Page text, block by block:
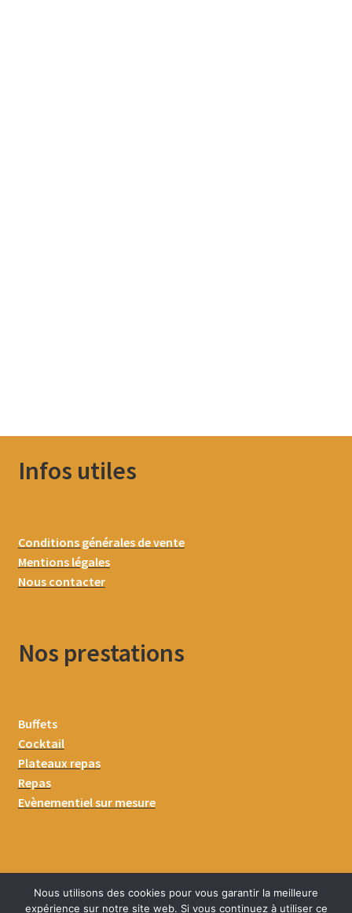
Infos utiles
Conditions générales de vente
Mentions légales
Nous contacter
Nos prestations
Buffets
Cocktail
Plateaux repas
Repas
Evènementiel sur mesure
Nous utilisons des cookies pour vous garantir la meilleure
expérience sur notre site web. Si vous continuez à utiliser ce